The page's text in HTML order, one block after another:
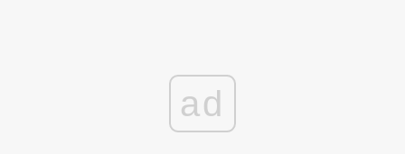
ad